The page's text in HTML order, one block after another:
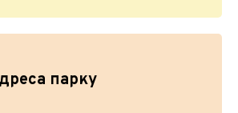
парку